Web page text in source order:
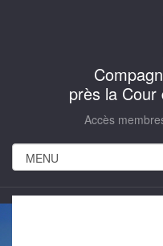
près la Cour
Accès